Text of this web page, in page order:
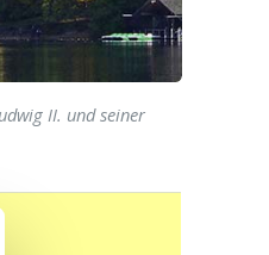
II. und seiner